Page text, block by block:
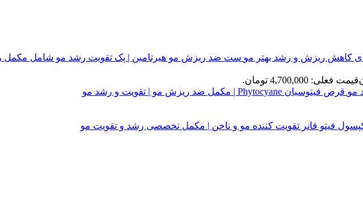
ست ضد ریزش مو هیرتامین | پک تقویت رشد مو شامل مکمل
قیمت فعلی: 4,700,000 تومان.
قرص فیتوسیان Phytocyane | مکمل ضد ریزش مو | تقویت و رشد مو
فیتو فانر تقویت کننده مو و ناخن | مکمل تخصصی رشد و تقویت مو